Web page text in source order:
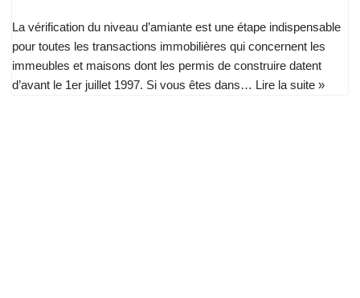
La vérification du niveau d’amiante est une étape indispensable
pour toutes les transactions immobilières qui concernent les
immeubles et maisons dont les permis de construire datent
d’avant le 1er juillet 1997. Si vous êtes dans… Lire la suite »